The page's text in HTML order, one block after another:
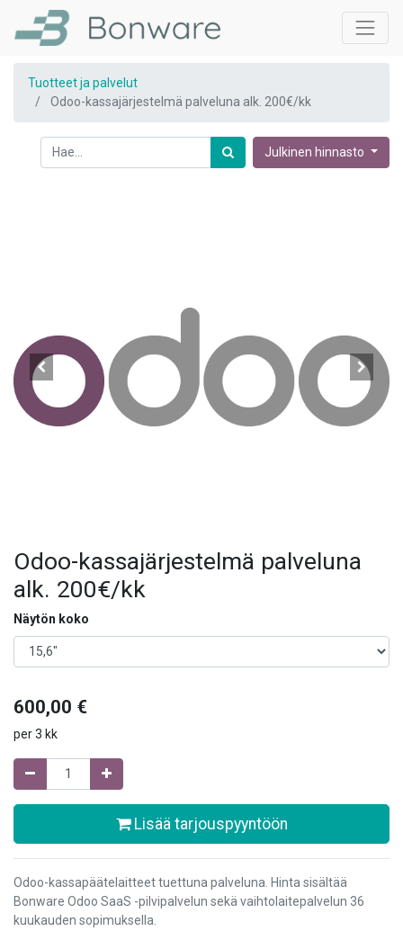
Tuotteet ja palvelut
Odoo-kassajärjestelmä palveluna alk. 200€/kk
Julkinen hinnasto
Odoo-kassajärjestelmä palveluna
alk. 200€/kk
Näytön koko
600,00 €
per3 kk
Lisää tarjouspyyntöön
Odoo-kassapäätelaitteet tuettuna palveluna. Hinta sisältää
Bonware Odoo SaaS -pilvipalvelun sekä vaihtolaitepalvelun 36
kuukauden sopimuksella.